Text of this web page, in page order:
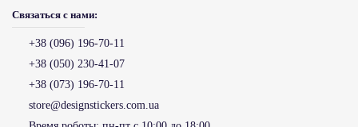
Связаться с нами:
+38 (096) 196-70-11
+38 (050) 230-41-07
+38 (073) 196-70-11
store@designstickers.com.ua